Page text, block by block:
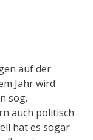
auf der
Jahr wird
sog.
auch politisch
hat es sogar